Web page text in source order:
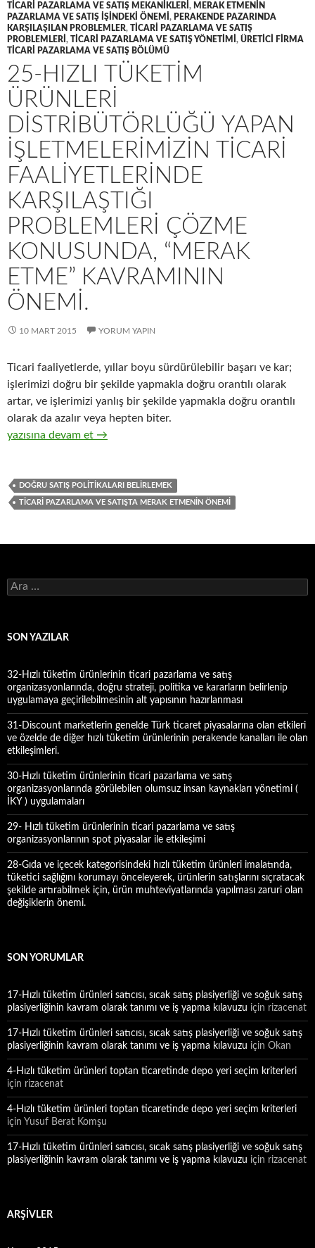
TICARI PAZARLAMA VE SATIŞ MEKANIKLERI , MERAK ETMENIN
PAZARLAMA VE SATIŞ IŞINDEKI ÖNEMI , PERAKENDE PAZARINDA
KARŞILAŞILAN PROBLEMLER, TICARI PAZARLAMA VE SATIŞ
PROBLEMLERI , TICARI PAZARLAMA VE SATIŞ YÖNETIMI , ÜRETICI FIRMA
TICARI PAZARLAMA VE SATIŞ BÖLÜMÜ
25-HIZLI TÜKETIM
ÜRÜNLERI
DISTRIBÜTÖRLÜĞÜ YAPAN
IŞLETMELERIMIZIN TICARI
FAALIYETLERINDE
KARŞILAŞTIĞI
PROBLEMLERI ÇÖZME
KONUSUNDA, “MERAK
ETME” KAVRAMININ
ÖNEMI.
10 MART 2015 YORUM YAPIN
Ticari faaliyetlerde, yıllar boyu sürdürülebilir başarı ve kar;
işlerimizi doğru bir şekilde yapmakla doğru orantılı olarak
artar, ve işlerimizi yanlış bir şekilde yapmakla doğru orantılı
olarak da azalır veya hepten biter.
25-Hızlı tüketim ürünleri distribütörlüğü yapan
yazısına devam et →
DOĞRU SATIŞ POLITIKALARI BELIRLEMEK
TICARI PAZARLAMA VE SATIŞTA MERAK ETMENIN ÖNEMI
A
r
a
SON YAZILAR
32-Hızlı tüketim ürünlerinin ticari pazarlama ve satış
organizasyonlarında, doğru strateji, politika ve kararların belirlenip
uygulamaya geçirilebilmesinin alt yapısının hazırlanması
31-Discount marketlerin genelde Türk ticaret piyasalarına olan etkileri
ve özelde de diğer hızlı tüketim ürünlerinin perakende kanalları ile olan
etkileşimleri.
30-Hızlı tüketim ürünlerinin ticari pazarlama ve satış
organizasyonlarında görülebilen olumsuz insan kaynakları yönetimi (
İKY ) uygulamaları
29- Hızlı tüketim ürünlerinin ticari pazarlama ve satış
organizasyonlarının spot piyasalar ile etkileşimi
28-Gıda ve içecek kategorisindeki hızlı tüketim ürünleri imalatında,
tüketici sağlığını korumayı önceleyerek, ürünlerin satışlarını sıçratacak
şekilde artırabilmek için, ürün muhteviyatlarında yapılması zaruri olan
değişiklerin önemi.
SON YORUMLAR
17-Hızlı tüketim ürünleri satıcısı, sıcak satış plasiyerliği ve soğuk satış
plasiyerliğinin kavram olarak tanımı ve iş yapma kılavuzu için rizacenat
17-Hızlı tüketim ürünleri satıcısı, sıcak satış plasiyerliği ve soğuk satış
plasiyerliğinin kavram olarak tanımı ve iş yapma kılavuzu için Okan
4-Hızlı tüketim ürünleri toptan ticaretinde depo yeri seçim kriterleri
için rizacenat
4-Hızlı tüketim ürünleri toptan ticaretinde depo yeri seçim kriterleri
için Yusuf Berat Komşu
17-Hızlı tüketim ürünleri satıcısı, sıcak satış plasiyerliği ve soğuk satış
plasiyerliğinin kavram olarak tanımı ve iş yapma kılavuzu için rizacenat
ARŞIVLER